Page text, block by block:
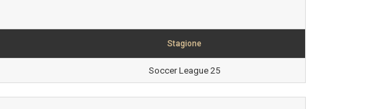
Stagione
Soccer League 25